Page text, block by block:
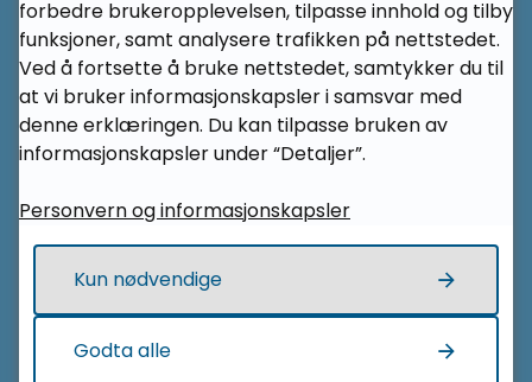
Her finner du oss
Kristiansund videregående skole
Sankthanshaugen 2
Kontakt oss
forbedre brukeropplevelsen, tilpasse innhold og tilby
funksjoner, samt analysere trafikken på nettstedet.
Ved å fortsette å bruke nettstedet, samtykker du til
at vi bruker informasjonskapsler i samsvar med
denne erklæringen. Du kan tilpasse bruken av
informasjonskapsler under “Detaljer”.
Personvern og informasjonskapsler
Kun nødvendige
Godta alle